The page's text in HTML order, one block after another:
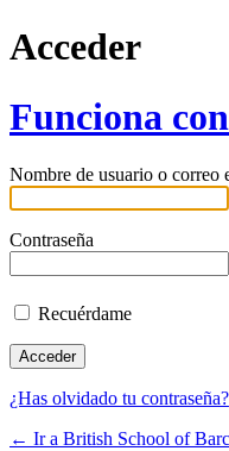
Acceder
Funciona
Nombre de usuario o correo
Contraseña
Recuérdame
¿Has olvidado tu contraseña?
← Ir a British School of